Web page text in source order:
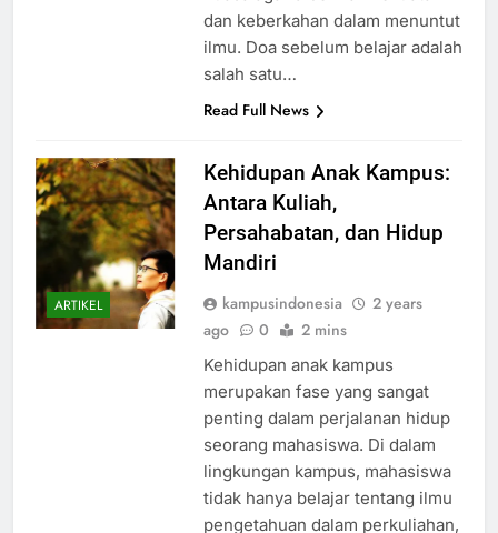
Kuasa agar diberikan kekuatan
dan keberkahan dalam menuntut
ilmu. Doa sebelum belajar adalah
ARTIKEL
Kehidupan Anak Kampus:
Antara Kuliah,
Persahabatan, dan Hidup
kampusindonesia
Kehidupan anak kampus
merupakan fase yang sangat
penting dalam perjalanan hidup
seorang mahasiswa. Di dalam
lingkungan kampus, mahasiswa
tidak hanya belajar tentang ilmu